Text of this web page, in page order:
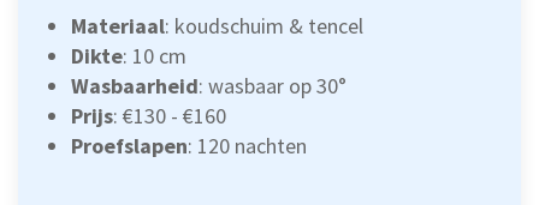
Materiaal: koudschuim & tencel
Dikte: 10 cm
Wasbaarheid: wasbaar op 30°
Prijs: €130 - €160
Proefslapen: 120 nachten